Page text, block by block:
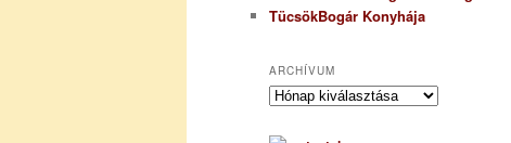
TücsökBogár Konyhája
ARCHÍVUM
A
c